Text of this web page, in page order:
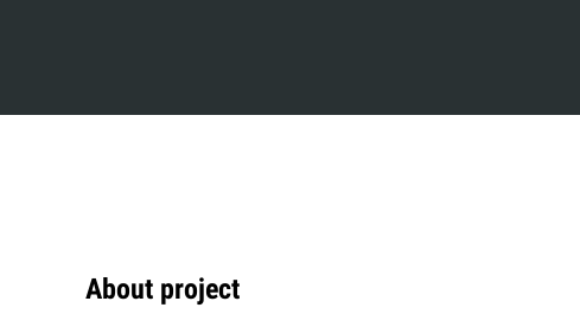
About project